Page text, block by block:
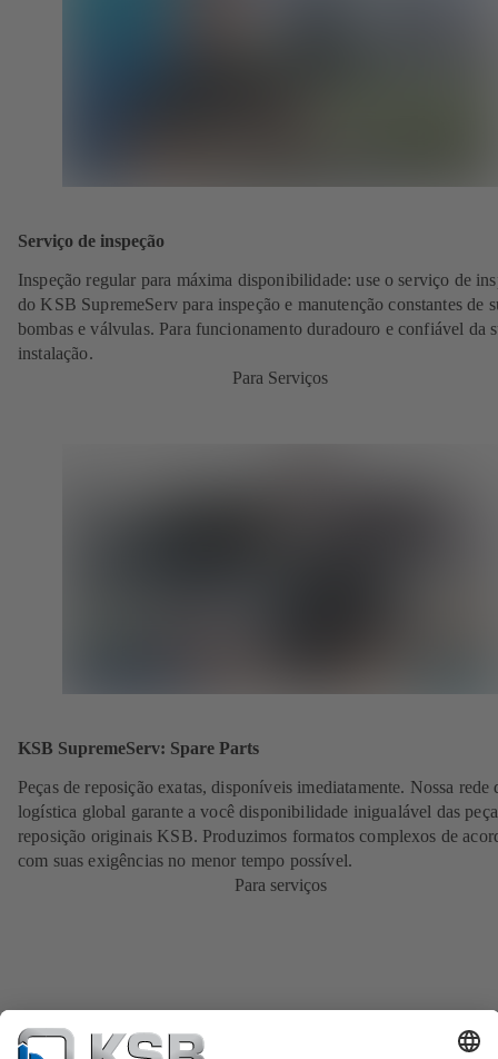
Serviço de inspeção
Inspeção regular para máxima disponibilidade: use o serviço de
do KSB SupremeServ para inspeção e manutenção constantes de
bombas e válvulas. Para funcionamento duradouro e confiável da
instalação.
Para Serviços
KSB SupremeServ: Spare Parts
Peças de reposição exatas, disponíveis imediatamente. Nossa rede
logística global garante a você disponibilidade inigualável das
reposição originais KSB. Produzimos formatos complexos de
com suas exigências no menor tempo possível.
Para serviços